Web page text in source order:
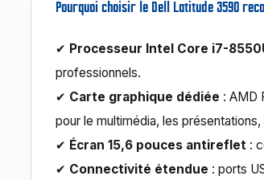
Pourquoi choisir le Dell Latitude 3590
✔ Processeur Intel Core i7-
professionnels.
✔ Carte graphique dédiée : AMD
pour le multimédia, les
✔ Écran 15,6 pouces antireflet :
✔ Connectivité étendue : ports